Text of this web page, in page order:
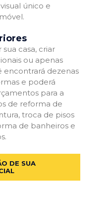
único e
casa, criar
ou apenas
encontrará dezenas
e poderá
para a
de reforma de
troca de pisos
de banheiros e
DE SUA